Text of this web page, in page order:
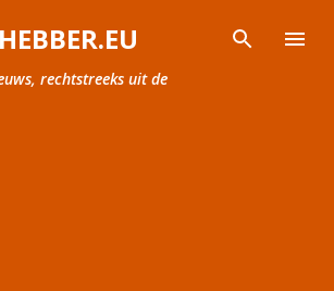
naar hoofdcontent
rechtstreeks uit de